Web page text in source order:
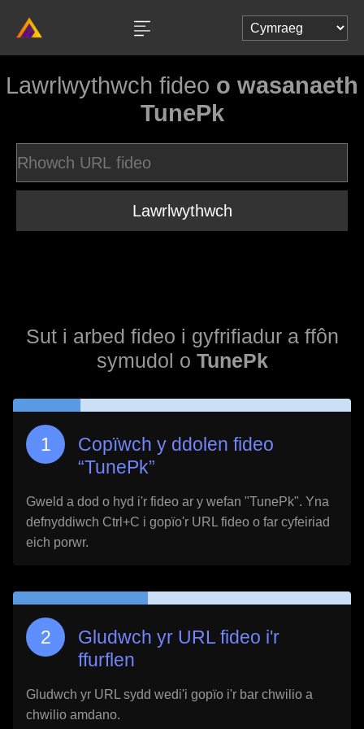
Lawrlwythwch fideo o wasanaeth
TunePk
Lawrlwythwch
Sut i arbed fideo i gyfrifiadur a ffôn
symudol o TunePk
Copïwch y ddolen fideo
“TunePk”
Gweld a dod o hyd i'r fideo ar y wefan "TunePk". Yna
defnyddiwch Ctrl+C i gopïo'r URL fideo o far cyfeiriad
eich porwr.
Gludwch yr URL fideo i'r
ffurflen
Gludwch yr URL sydd wedi'i gopïo i'r bar chwilio a
chwilio amdano.